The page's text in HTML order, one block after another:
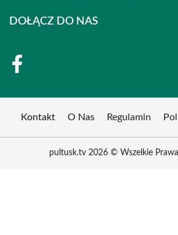
DOŁĄCZ DO NAS
Kontakt O Nas Regulamin
pultusk.tv 2026 © Wszelkie